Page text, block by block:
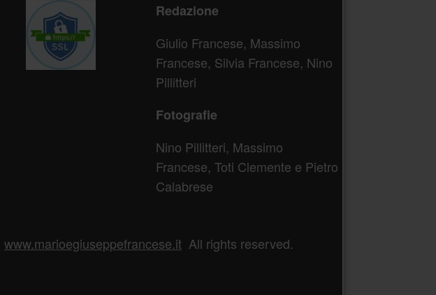
Redazione
Giulio Francese, Massimo
Francese, Silvia Francese, Nino
Pillitteri
Fotografie
Nino Pillitteri, Massimo
Francese, Toti Clemente e Pietro
Calabrese
www.marioegiuseppefrancese.itAll rights reserved.